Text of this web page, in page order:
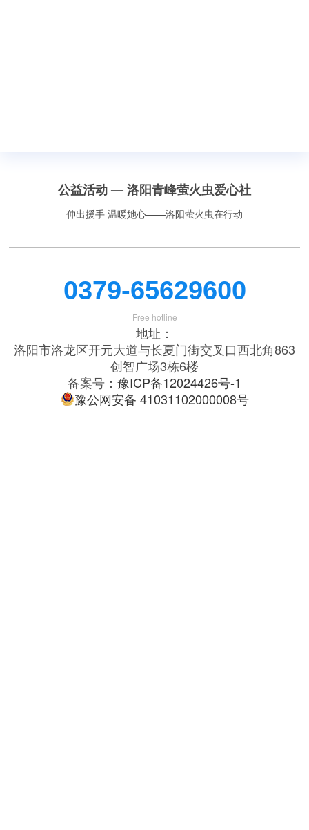
公益活动 — 洛阳青峰萤火虫爱心社
伸出援手 温暖她心——洛阳萤火虫在行动
0379-65629600
Free hotline
地址：
洛阳市洛龙区开元大道与长夏门街交叉口西北角863
创智广场3栋6楼
备案号： 豫ICP备12024426号-1
豫公网安备 41031102000008号